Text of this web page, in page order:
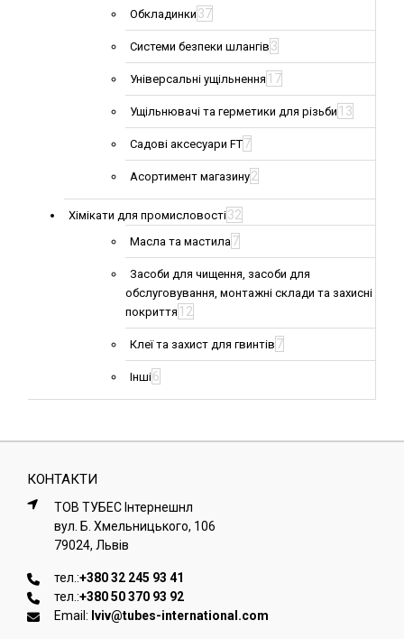
Обкладинки 37
Системи безпеки шлангів 3
Універсальні ущільнення 17
Ущільнювачі та герметики для різьби 13
Садові аксесуари FT7
Асортимент магазину2
Хімікати для промисловості32
Масла та мастила7
Засоби для чищення, засоби для
обслуговування, монтажні склади та захисні
покриття 12
Клеї та захист для гвинтів 7
Інші6
КОНТАКТИ
ТОВ ТУБЕС Iнтернешнл
вул. Б. Хмельницького, 106
79024, Львiв
тел.:+380 32 245 93 41
тел.:+380 50 370 93 92
Email: lviv@tubes-international.com